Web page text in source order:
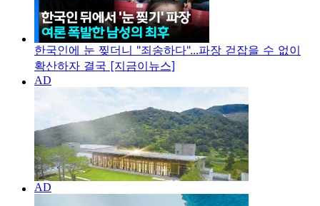
한국인에 눈 찢더니 "죄송하다"...파장 걷잡을 수 없이
확산하자 결국 [지금이뉴스]